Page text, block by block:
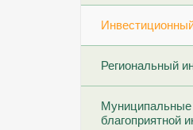
Региональный
Муниципальные
благоприятной